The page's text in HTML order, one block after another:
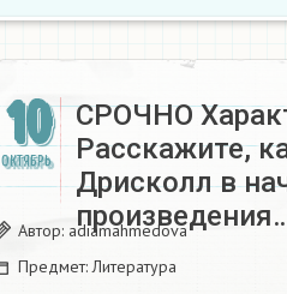
10
ОКТЯБРЬ
СРОЧНО
Расскажите,
Дрисколл в
Автор: adiamahmedova
Предмет:Литература